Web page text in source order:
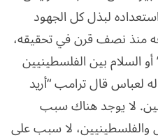
لبذل كل الجهود
منذ نصف قرن في تحقيقه،
السلام بين الفلسطينيين
لعباس قال ترامب “أريد
لا يوجد هناك سبب
والفلسطينيين، لا سبب على